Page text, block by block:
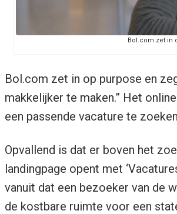
Bol.com zet in
Bol.com zet in op purpose en
makkelijker te maken.” Het
een passende vacature te
Opvallend is dat er boven het
landingpage opent met
vanuit dat een bezoeker van de
de kostbare ruimte voor een